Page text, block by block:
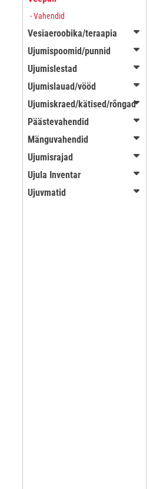
- Vahendid
Vesiaeroobika/teraapia
Ujumispoomid/punnid
Ujumislestad
Ujumislauad/vööd
Ujumiskraed/kätised/rõngad
Päästevahendid
Mänguvahendid
Ujumisrajad
Ujula Inventar
Ujuvmatid